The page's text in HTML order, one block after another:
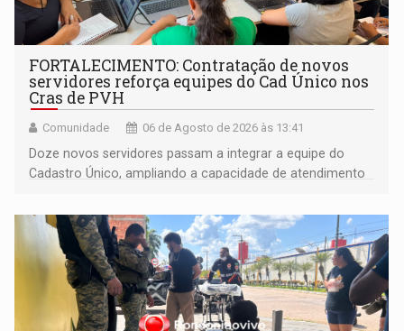
FORTALECIMENTO: Contratação de novos
servidores reforça equipes do Cad Único nos
Cras de PVH
Comunidade 06 de Agosto de 2026 às 13:41
Doze novos servidores passam a integrar a equipe do
Cadastro Único, ampliando a capacidade de atendimento